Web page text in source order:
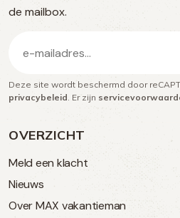
OVERZICHT
Meld een klacht
Nieuws
Over MAX vakantieman
media
de mailbox.
mailadres
(Vereist)
Deze site wordt beschermd door
privacybeleid . Er zijn